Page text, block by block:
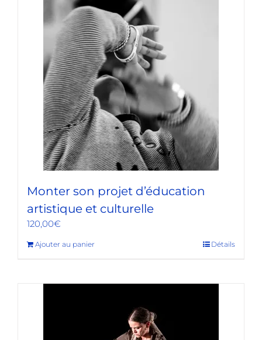
Monter son projet d’éducation
artistique et culturelle
120,00€
Ajouter au panier Détails